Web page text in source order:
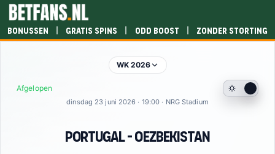
Bonussen | Gratis spins | Odd boost | Zonder storting
WK 2026
Afgelopen
dinsdag 23 juni 2026 · 19:00 · NRG Stadium
Portugal - Oezbekistan